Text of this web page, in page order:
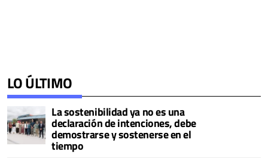
LO ÚLTIMO
La sostenibilidad ya no es una
declaración de intenciones, debe
demostrarse y sostenerse en el
tiempo